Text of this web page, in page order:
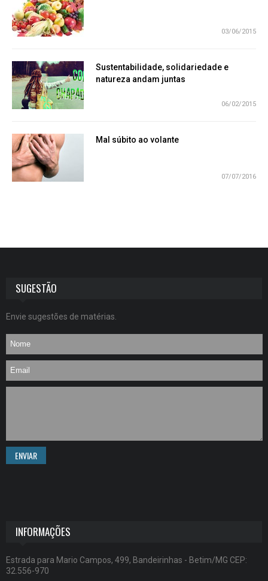
03/06/2015
Sustentabilidade, solidariedade e
natureza andam juntas
06/02/2015
Mal súbito ao volante
07/07/2016
SUGESTÃO
Envie sugestões de matérias.
ENVIAR
INFORMAÇÕES
Estrada para Mario Campos, 499, Bandeirinhas - Betim/MG CEP:
32.556-970